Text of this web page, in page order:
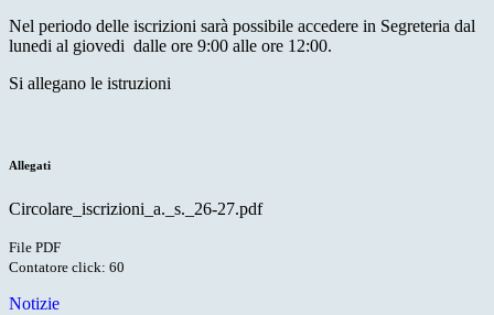
Nel periodo delle iscrizioni sarà possibile accedere in Segreteria dal
lunedi al giovedi dalle ore 9:00 alle ore 12:00.
Si allegano le istruzioni
Allegati
Circolare_iscrizioni_a._s._26-27.pdf
File PDF
Contatore click: 60
Notizie